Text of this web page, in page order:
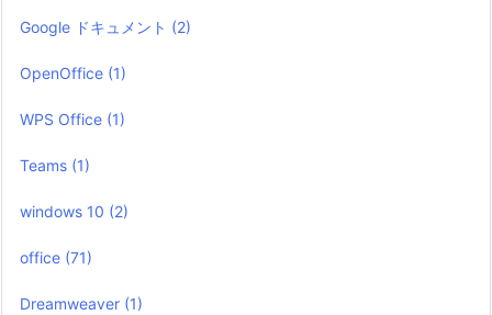
Google ドキュメント (2)
OpenOffice (1)
WPS Office (1)
Teams (1)
windows 10 (2)
office (71)
Dreamweaver (1)